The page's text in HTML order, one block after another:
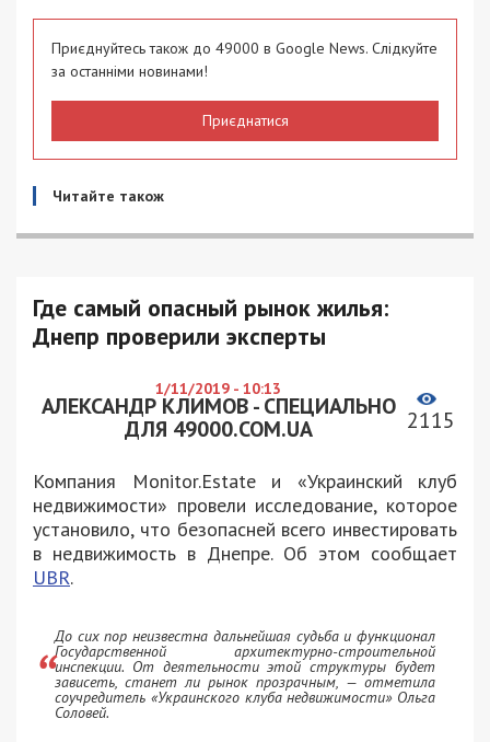
Приєднуйтесь також до 49000 в Google News. Слідкуйте
за останніми новинами!
Приєднатися
Читайте також
Где самый опасный рынок жилья:
Днепр проверили эксперты
1/11/2019 - 10:13
АЛЕКСАНДР КЛИМОВ - СПЕЦИАЛЬНО
ДЛЯ 49000.COM.UA
2115
Компания Monitor.Estate и «Украинский клуб
недвижимости» провели исследование, которое
установило, что безопасней всего инвестировать
в недвижимость в Днепре. Об этом сообщает
UBR.
До сих пор неизвестна дальнейшая судьба и функционал
Государственной архитектурно-строительной
инспекции. От деятельности этой структуры будет
зависеть, станет ли рынок прозрачным, — отметила
соучредитель «Украинского клуба недвижимости» Ольга
Соловей.